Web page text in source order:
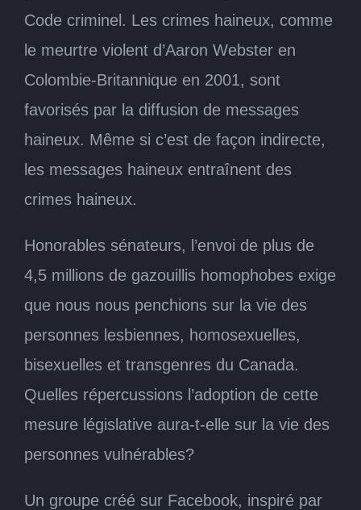
Code criminel. Les crimes haineux, comme
le meurtre violent d’Aaron Webster en
Colombie-Britannique en 2001, sont
favorisés par la diffusion de messages
haineux. Même si c’est de façon indirecte,
les messages haineux entraînent des
crimes haineux.
Honorables sénateurs, l’envoi de plus de
4,5 millions de gazouillis homophobes exige
que nous nous penchions sur la vie des
personnes lesbiennes, homosexuelles,
bisexuelles et transgenres du Canada.
Quelles répercussions l’adoption de cette
mesure législative aura-t-elle sur la vie des
personnes vulnérables?
Un groupe créé sur Facebook, inspiré par